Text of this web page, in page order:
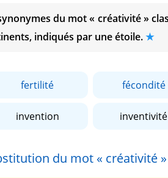
du mot« créativité »
indiqués par une étoile.
fertilité fécondité
invention inventivité
du mot « créativité »